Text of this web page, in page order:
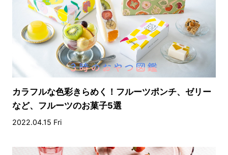
カラフルな色彩きらめく！フルーツポンチ、ゼリー
など、フルーツのお菓子5選
2022.04.15 Fri